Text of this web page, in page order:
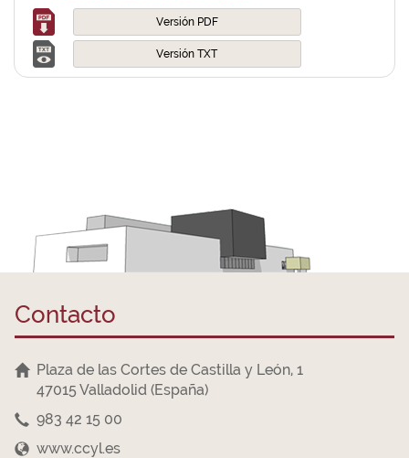
Versión PDF
Versión TXT
Contacto
Plaza de las Cortes de Castilla y León, 1
47015 Valladolid (España)
983 42 15 00
www.ccyl.es